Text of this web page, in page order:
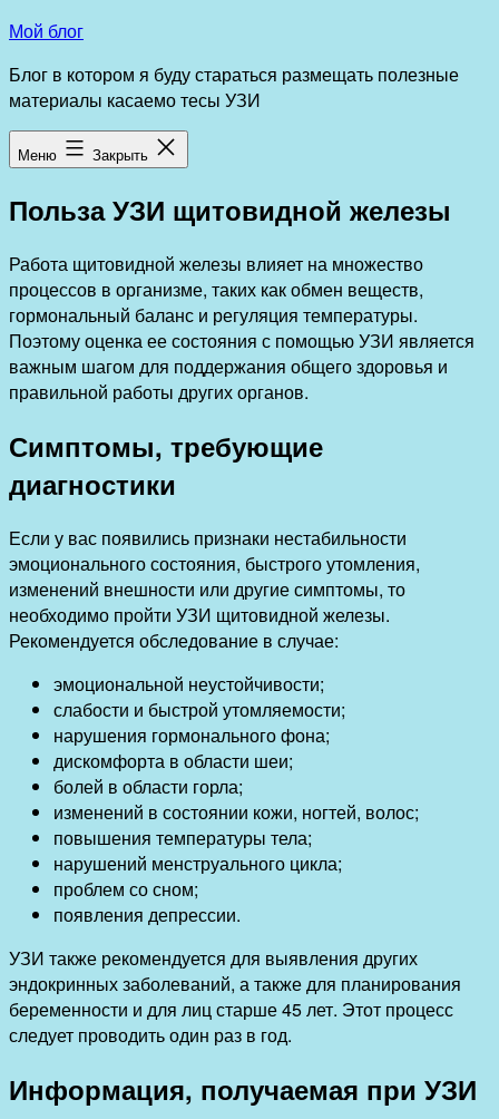
Перейти
содержимому
Мой блог
Блог в котором я буду стараться размещать полезные
материалы касаемо тесы УЗИ
Меню Закрыть
Польза УЗИ щитовидной железы
Работа щитовидной железы влияет на множество
процессов в организме, таких как обмен веществ,
гормональный баланс и регуляция температуры.
Поэтому оценка ее состояния с помощью УЗИ является
важным шагом для поддержания общего здоровья и
правильной работы других органов.
Симптомы, требующие
диагностики
Если у вас появились признаки нестабильности
эмоционального состояния, быстрого утомления,
изменений внешности или другие симптомы, то
необходимо пройти УЗИ щитовидной железы.
Рекомендуется обследование в случае:
эмоциональной неустойчивости;
слабости и быстрой утомляемости;
нарушения гормонального фона;
дискомфорта в области шеи;
болей в области горла;
изменений в состоянии кожи, ногтей, волос;
повышения температуры тела;
нарушений менструального цикла;
проблем со сном;
появления депрессии.
УЗИ также рекомендуется для выявления других
эндокринных заболеваний, а также для планирования
беременности и для лиц старше 45 лет. Этот процесс
следует проводить один раз в год.
Информация, получаемая при УЗИ